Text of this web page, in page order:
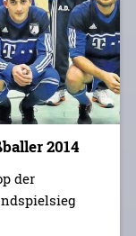
2014
der